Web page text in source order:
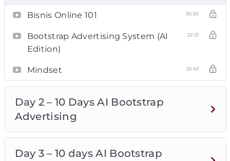
Bisnis Online 101 30:20
Bootstrap Advertising System (AI
Edition)
22:01
Mindset 22:43
Day 2 – 10 Days AI Bootstrap
Advertising
Day 3 – 10 days AI Bootstrap